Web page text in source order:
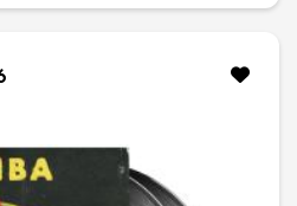
live di tutti i brani del disco
del 40mo anniversario,
vera e propria leggenda per i
durante il tour